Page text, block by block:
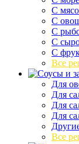
С
С
С
С
С
Все
Для
Для
Для
Для
Все